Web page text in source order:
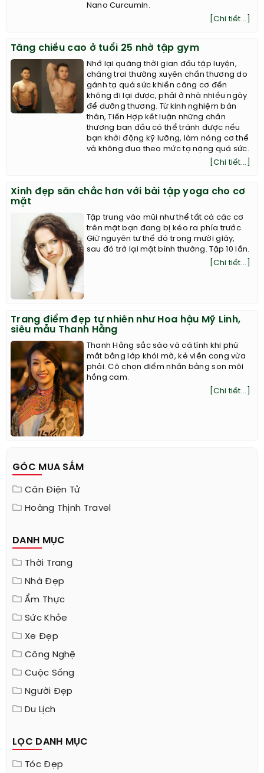
Nano Curcumin.
[Chi tiết...]
Tăng chiều cao ở tuổi 25 nhờ tập gym
Nhớ lại quãng thời gian đầu tập luyện,
chàng trai thường xuyên chấn thương do
gánh tạ quá sức khiến căng cơ đến
không đi lại được, phải ở nhà nhiều ngày
để dưỡng thương. Từ kinh nghiệm bản
thân, Tiến Hợp kết luận những chấn
thương ban đầu có thể tránh được nếu
bạn khởi động kỹ lưỡng, làm nóng cơ thể
và không đua theo mức tạ nặng quá sức.
[Chi tiết...]
Xinh đẹp săn chắc hơn với bài tập yoga cho cơ
mặt
Tập trung vào mũi như thể tất cả các cơ
trên mặt bạn đang bị kéo ra phía trước.
Giữ nguyên tư thế đó trong mười giây,
sau đó trở lại mặt bình thường. Tập 10 lần.
[Chi tiết...]
Trang điểm đẹp tự nhiên như Hoa hậu Mỹ Linh,
siêu mẫu Thanh Hằng
Thanh Hằng sắc sảo và cá tính khi phủ
mắt bằng lớp khói mờ, kẻ viền cong vừa
phải. Cô chọn điểm nhấn bằng son môi
hồng cam.
[Chi tiết...]
GÓC MUA SẮM
Cân Điện Tử
Hoàng Thịnh Travel
DANH MỤC
Thời Trang
Nhà Đẹp
Ẩm Thực
Sức Khỏe
Xe Đẹp
Công Nghệ
Cuộc Sống
Người Đẹp
Du Lịch
LỌC DANH MỤC
Tóc Đẹp